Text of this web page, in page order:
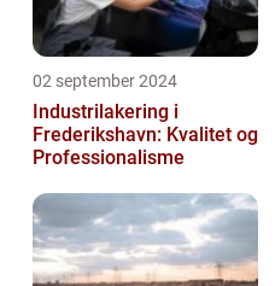
02 september 2024
Industrilakering i
Frederikshavn: Kvalitet og
Professionalisme